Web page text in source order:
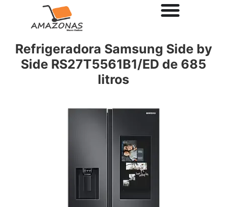
Refrigeradora Samsung Side by
Side RS27T5561B1/ED de 685
litros